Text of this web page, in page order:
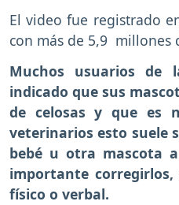
El video fue registrado
con más de 5,9 millones
Muchos usuarios de
indicado que sus
de celosas y que es
veterinarios esto suele
bebé u otra mascota
importante
físico o verbal.